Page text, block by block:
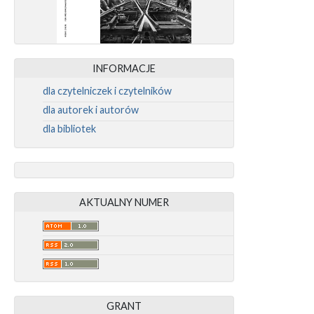
INFORMACJE
dla czytelniczek i czytelników
dla autorek i autorów
dla bibliotek
AKTUALNY NUMER
GRANT